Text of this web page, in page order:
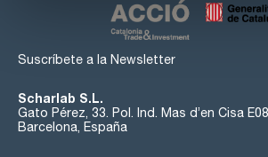
Suscríbete a la Newsletter
Scharlab S.L.
Gato Pérez, 33. Pol. Ind. Mas d’en Cisa
Barcelona, España